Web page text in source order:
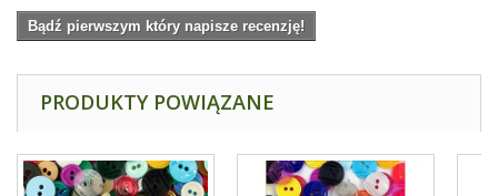
Bądź pierwszym który napisze recenzję!
PRODUKTY POWIĄZANE